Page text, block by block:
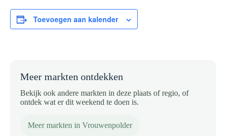
Toevoegen aan kalender
Meer markten ontdekken
Bekijk ook andere markten in deze plaats of regio, of
ontdek wat er dit weekend te doen is.
Meer markten in Vrouwenpolder